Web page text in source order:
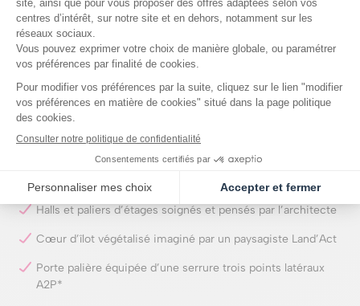
Portes intérieures de hauteur 2,14 m
Chape acoustique pour un meilleur confort phonique
Revêtement parquet massif 7 cm
Carrelage en grès cérame 60 x 60 cm
Faïence en grès cérame 20 x 60 cm ou 31 x 60 cm
Meuble vasque dans les salles de bains et salles d’eau
Pare-douche dans les salles d’eau
Halls et paliers d’étages soignés et pensés par l’architecte
Cœur d’îlot végétalisé imaginé par un paysagiste Land’Act
Porte palière équipée d’une serrure trois points latéraux
A2P*